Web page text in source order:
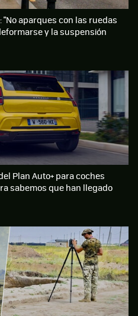
"No aparques con las ruedas
y la suspensión
Plan Auto+ para coches
sabemos que han llegado